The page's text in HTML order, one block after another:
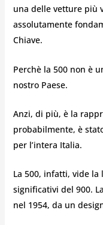
una delle vetture più
assolutamente
Chiave.
Perchè la 500 non è
nostro Paese.
Anzi, di più, è la
probabilmente, è
per l’intera Italia.
La 500, infatti, vide
significativi del 900.
nel 1954, da un